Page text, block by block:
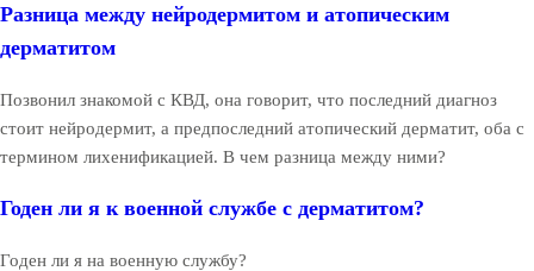
Разница между нейродермитом и атопическим
дерматитом
Позвонил знакомой с КВД, она говорит, что последний диагноз
стоит нейродермит, а предпоследний атопический дерматит, оба с
термином лихенификацией. В чем разница между ними?
Годен ли я к военной службе с дерматитом?
Годен ли я на военную службу?